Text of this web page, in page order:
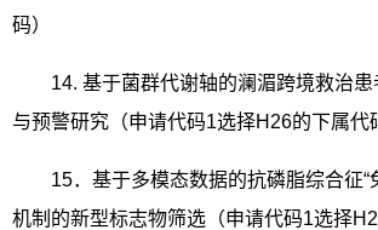
码）
14. 基于菌群代谢轴的澜湄跨境救治患
与预警研究（申请代码1选择H26的下属代
15．基于多模态数据的抗磷脂综合征“
机制的新型标志物筛选（申请代码1选择